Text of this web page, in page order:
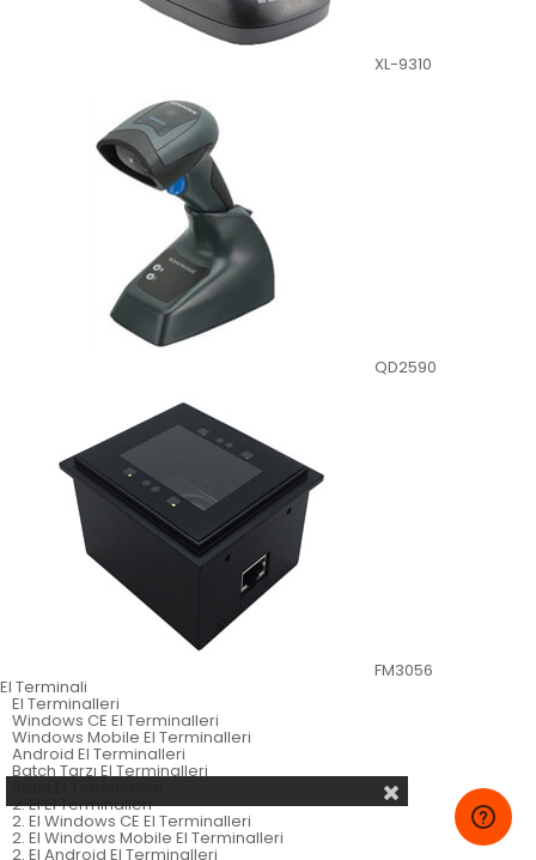
XL-9310
QD2590
FM3056
El Terminali
El Terminalleri
Windows CE El Terminalleri
Windows Mobile El Terminalleri
Android El Terminalleri
Batch Tarzı El Terminalleri
2. El El Terminalleri
2. El Windows CE El Terminalleri
2. El Windows Mobile El Terminalleri
2. El Android El Terminalleri